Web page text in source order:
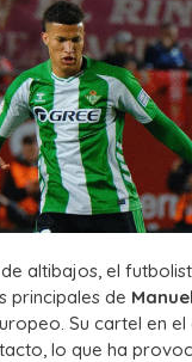
altibajos, el
principales de
Su cartel en el
lo que ha